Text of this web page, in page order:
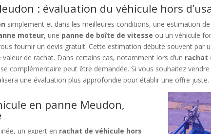
: évaluation du véhicule hors
simplement et dans les meilleures conditions, une estimation
moteur, une panne de boîte de vitesse ou un véhicule
fournir un devis gratuit. Cette estimation débute souvent par
de rachat. Dans certains cas, notamment lors d’un rachat
complémentaire peut être demandée. Si vous souhaitez
une évaluation plus approfondie pour établir une offre juste.
en panne Meudon,
un expert en rachat de véhicule hors